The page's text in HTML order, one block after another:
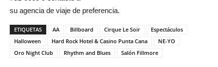
su agencia de viaje de preferencia.
ETIQUETAS AA Billboard Cirque Le Soir
Espectáculos
Halloween
Hard Rock Hotel & Casino Punta Cana
NE-YO
Oro Night Club
Rhythm and Blues Salón Fillmore